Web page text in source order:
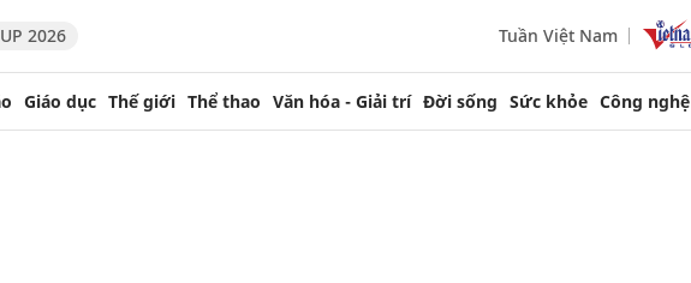
2026 Tuần Việt Nam
Giáo dục Thế giới Thể thao Văn hóa - Giải trí Đời sống Sức khỏe Công nghệ